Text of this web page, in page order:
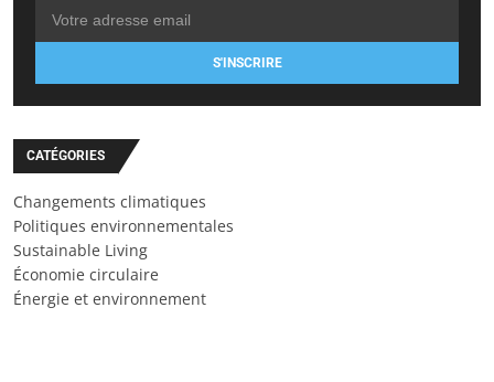
S'INSCRIRE
CATÉGORIES
Changements climatiques
Politiques environnementales
Sustainable Living
Économie circulaire
Énergie et environnement